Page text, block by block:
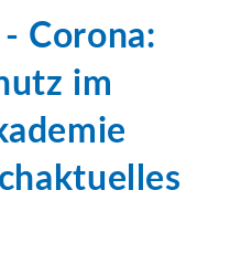
Corona:
im